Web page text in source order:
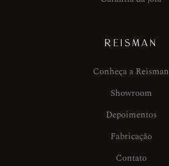
REISMAN
Conheça a Reisman
Showroom
Depoimentos
Fabricação
Contato